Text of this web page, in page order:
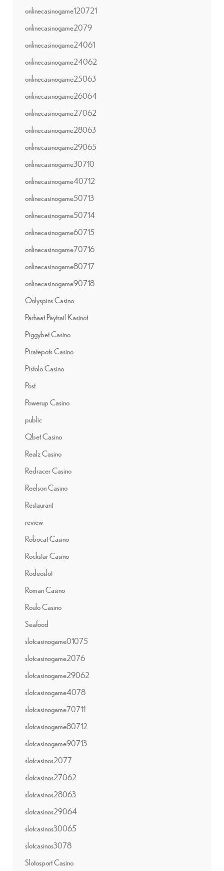
onlinecasinogame120721
onlinecasinogame2079
onlinecasinogame24061
onlinecasinogame24062
onlinecasinogame25063
onlinecasinogame26064
onlinecasinogame27062
onlinecasinogame28063
onlinecasinogame29065
onlinecasinogame30710
onlinecasinogame40712
onlinecasinogame50713
onlinecasinogame50714
onlinecasinogame60715
onlinecasinogame70716
onlinecasinogame80717
onlinecasinogame90718
Onlyspins Casino
Parhaat Paytrail Kasinot
Piggybet Casino
Piratepots Casino
Pistolo Casino
Post
Powerup Casino
public
Qbet Casino
Realz Casino
Redracer Casino
Reelson Casino
Restaurant
review
Robocat Casino
Rockstar Casino
Rodeoslot
Roman Casino
Roulo Casino
Seafood
slotcasinogame01075
slotcasinogame2076
slotcasinogame29062
slotcasinogame4078
slotcasinogame70711
slotcasinogame80712
slotcasinogame90713
slotcasinos2077
slotcasinos27062
slotcasinos28063
slotcasinos29064
slotcasinos30065
slotcasinos3078
Slotosport Casino